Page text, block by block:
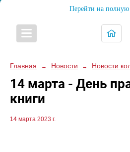
Перейти на
Главная → Новости → Новости
14 марта - День
книги
14 марта 2023 г.